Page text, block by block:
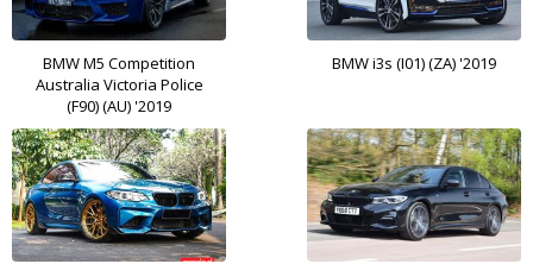
BMW M5 Competition
Australia Victoria Police
(F90) (AU) '2019
BMW i3s (I01) (ZA) '2019